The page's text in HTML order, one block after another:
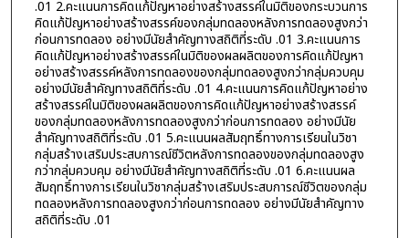
.01 2.คะแนนการคิดแก้ปัญหาอย่างสร้างสรรค์ในมิติของกระบวนการ
คิดแก้ปัญหาอย่างสร้างสรรค์ของกลุ่มทดลองหลังการทดลองสูงกว่า
ก่อนการทดลอง อย่างมีนัยสำคัญทางสถิติที่ระดับ .01 3.คะแนนการ
คิดแก้ปัญหาอย่างสร้างสรรค์ในมิติของผลผลิตของการคิดแก้ปัญหา
อย่างสร้างสรรค์หลังการทดลองของกลุ่มทดลองสูงกว่ากลุ่มควบคุม
อย่างมีนัยสำคัญทางสถิติที่ระดับ .01 4.คะแนนการคิดแก้ปัญหาอย่าง
สร้างสรรค์ในมิติของผลผลิตของการคิดแก้ปัญหาอย่างสร้างสรรค์
ของกลุ่มทดลองหลังการทดลองสูงกว่าก่อนการทดลอง อย่างมีนัย
สำคัญทางสถิติที่ระดับ .01 5.คะแนนผลสัมฤทธิ์ทางการเรียนในวิชา
กลุ่มสร้างเสริมประสบการณ์ชีวิตหลังการทดลองของกลุ่มทดลองสูง
กว่ากลุ่มควบคุม อย่างมีนัยสำคัญทางสถิติที่ระดับ .01 6.คะแนนผล
สัมฤทธิ์ทางการเรียนในวิชากลุ่มสร้างเสริมประสบการณ์ชีวิตของกลุ่ม
ทดลองหลังการทดลองสูงกว่าก่อนการทดลอง อย่างมีนัยสำคัญทาง
สถิติที่ระดับ .01